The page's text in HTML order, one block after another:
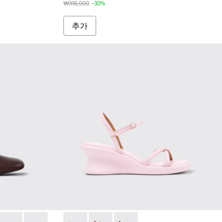
₩318,000 -30%
추가